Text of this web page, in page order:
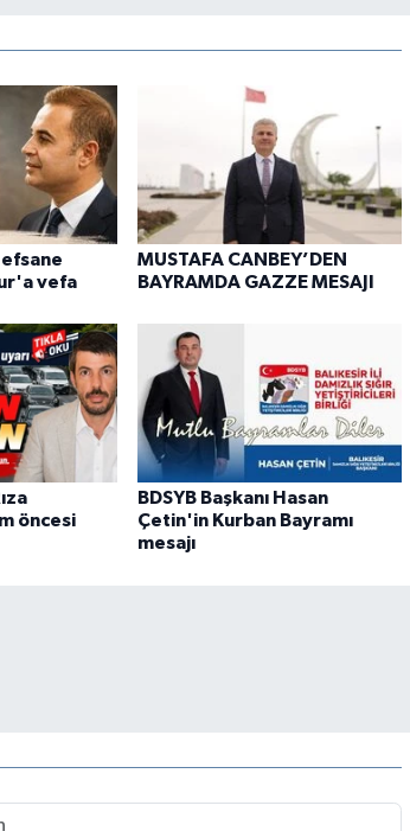
vefa
MUSTAFA CANBEY’DEN
BAYRAMDA GAZZE MESAJI
öncesi
BDSYB Başkanı Hasan
Çetin'in Kurban Bayramı
mesajı